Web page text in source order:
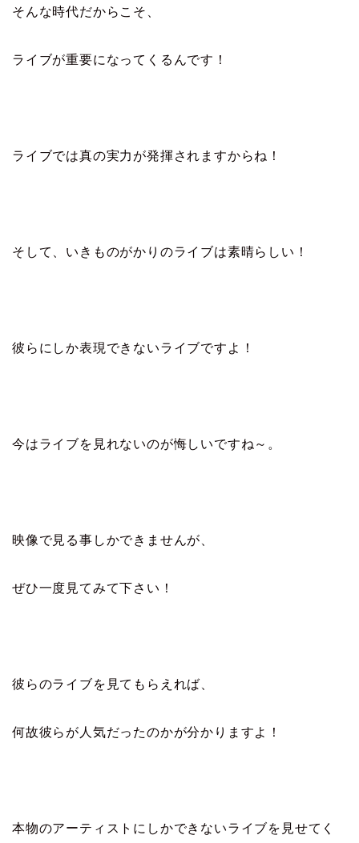
そんな時代だからこそ、
ライブが重要になってくるんです！
ライブでは真の実力が発揮されますからね！
そして、いきものがかりのライブは素晴らしい！
彼らにしか表現できないライブですよ！
今はライブを見れないのが悔しいですね～。
映像で見る事しかできませんが、
ぜひ一度見てみて下さい！
彼らのライブを見てもらえれば、
何故彼らが人気だったのかが分かりますよ！
本物のアーティストにしかできないライブを見せてく